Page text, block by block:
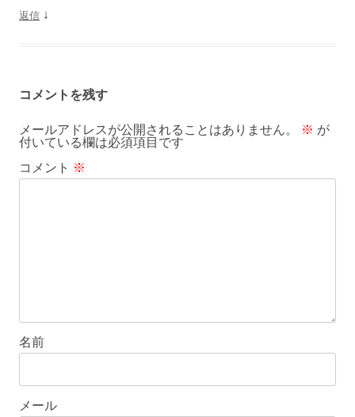
返信 ↓
コメントを残す
メールアドレスが公開されることはありません。
※ が
付いている欄は必須項目です
コメント ※
名前
メール